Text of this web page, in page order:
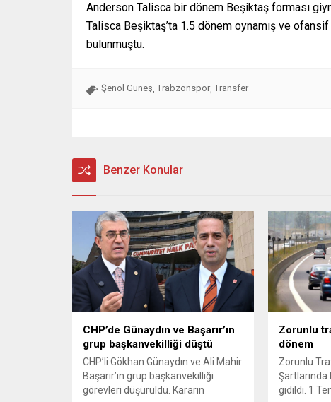
Anderson Talisca bir dönem Beşiktaş forması
Talisca Beşiktaş’ta 1.5 dönem oynamış ve
bulunmuştu.
Şenol Güneş, Trabzonspor, Transfer
Benzer Konular
CHP’de Günaydın ve Başarır’ın
grup başkanvekilliği düştü
CHP’li Gökhan Günaydın ve Ali Mahir
Başarır’ın grup başkanvekilliği
görevleri düşürüldü. Kararın
Zorunlu
dönem
Zorunlu
gidildi. 1